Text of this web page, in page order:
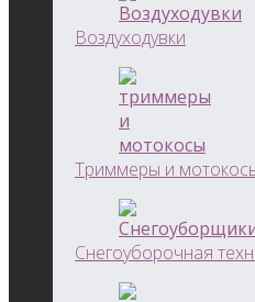
Воздуходувки
Триммеры и
Снегоуборочная